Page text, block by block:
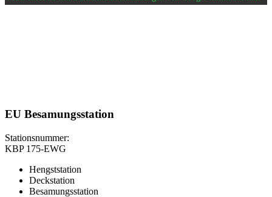
EU Besamungsstation
Stationsnummer:
KBP 175-EWG
Hengststation
Deckstation
Besamungsstation